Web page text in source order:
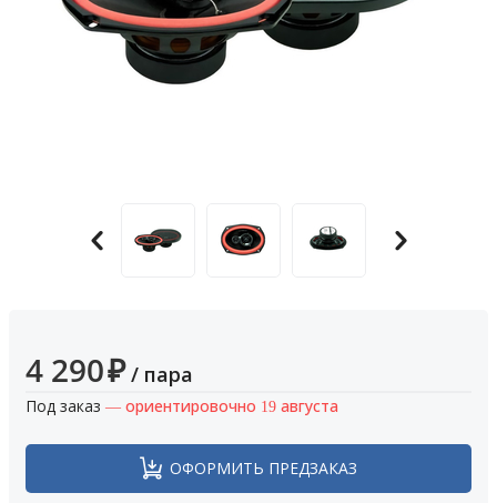
4 290₽ / пара
Под заказ — ориентировочно 19 августа
ОФОРМИТЬ ПРЕДЗАКАЗ